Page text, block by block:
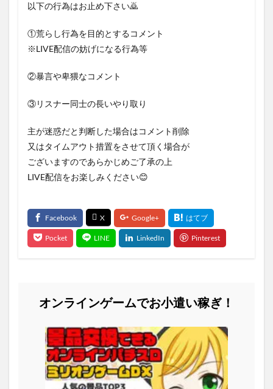
以下の行為はお止め下さい🙇
①荒らし行為を目的とするコメント
※LIVE配信の妨げになる行為等
②暴言や卑猥なコメント
③リスナー同士の長いやり取り
主が迷惑だと判断した場合はコメント削除
又はタイムアウト措置をさせて頂く場合が
ございますのであらかじめご了承の上
LIVE配信をお楽しみください😊
オンラインゲームでお小遣い稼ぎ！